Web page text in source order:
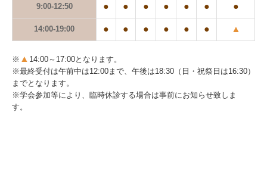
9:00-12:50 ● ● ● ● ● ● ●
14:00-19:00 ● ● ● ● ● ● ▲
※ ▲ 14:00～17:00となります。
※最終受付は午前中は12:00まで、午後は18:30（日・祝祭日は16:30）
までとなります。
※学会参加等により、臨時休診する場合は事前にお知らせ致しま
す。